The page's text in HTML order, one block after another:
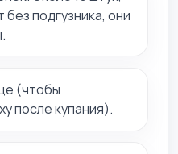
подгузника, они
(чтобы
после купания).